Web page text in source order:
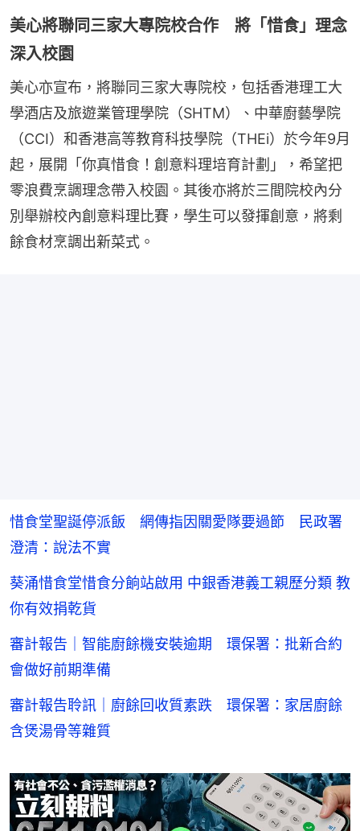
美心將聯同三家大專院校合作 將「惜食」理念
深入校園
美心亦宣布，將聯同三家大專院校，包括香港理工大
學酒店及旅遊業管理學院（SHTM）、中華廚藝學院
（CCI）和香港高等教育科技學院（THEi）於今年9月
起，展開「你真惜食！創意料理培育計劃」，希望把
零浪費烹調理念帶入校園。其後亦將於三間院校內分
別舉辦校內創意料理比賽，學生可以發揮創意，將剩
餘食材烹調出新菜式。
惜食堂聖誕停派飯 網傳指因關愛隊要過節 民政署
澄清：說法不實
葵涌惜食堂惜食分餉站啟用 中銀香港義工親歷分類 教
你有效捐乾貨
審計報告｜智能廚餘機安裝逾期 環保署：批新合約
會做好前期準備
審計報告聆訊｜廚餘回收質素跌 環保署：家居廚餘
含煲湯骨等雜質